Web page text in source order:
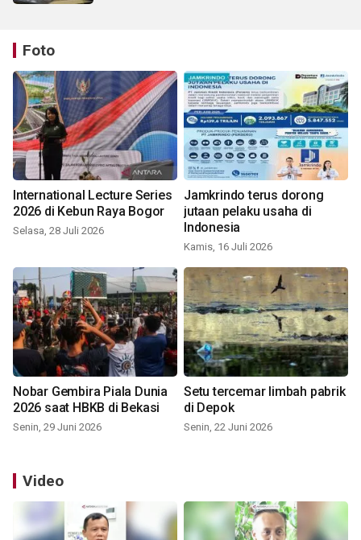
Foto
International Lecture Series
2026 di Kebun Raya Bogor
Selasa, 28 Juli 2026
Jamkrindo terus dorong
jutaan pelaku usaha di
Indonesia
Kamis, 16 Juli 2026
Nobar Gembira Piala Dunia
2026 saat HBKB di Bekasi
Senin, 29 Juni 2026
Setu tercemar limbah pabrik
di Depok
Senin, 22 Juni 2026
Video